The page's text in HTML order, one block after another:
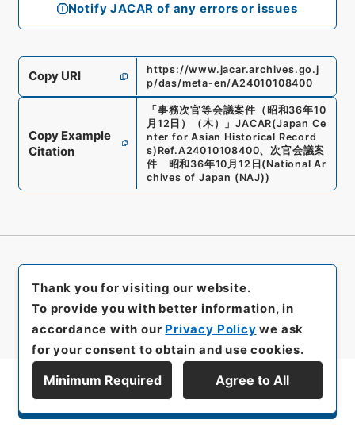
Notify JACAR of any errors or issues
Copy URI
https://www.jacar.archives.go.j
p/das/meta-en/A24010108400
Copy Example
Citation
「事務次官等会議案件（昭和36年10
月12日）（木）
」JACAR(Japan Ce
nter for Asian Historical Record
s) Ref.A24010108400、 次官会議案
件 昭和36年10月12日(National Ar
chives of Japan (NAJ))
Display Series Hierarchy
Thank you for visiting our website.
To provide you with better information, in
accordance with our Privacy Policy we ask
for your consent to obtain and use cookies.
Minimum Required Agree to All